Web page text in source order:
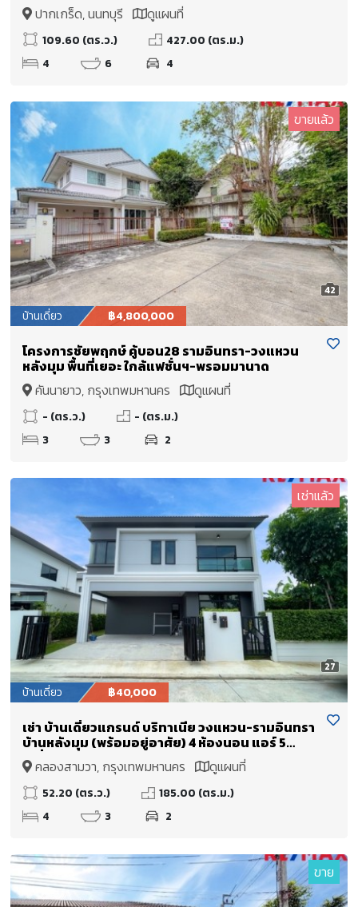
ปากเกร็ด, นนทบุรี
ดูแผนที่
109.60 (ตร.ว.)
427.00 (ตร.ม.)
4
6 4
42
ขายแล้ว
บ้านเดี่ยว ฿4,800,000
โครงการชัยพฤกษ์ คู้บอน28 รามอินทรา-วงแหวน
หลังมุม พื้นที่เยอะ ใกล้แฟชั่นฯ-พรอมมานาด
คันนายาว, กรุงเทพมหานคร
ดูแผนที่
- (ตร.ว.)
- (ตร.ม.)
3
3 2
27
เช่าแล้ว
บ้านเดี่ยว ฿40,000
เช่า บ้านเดี่ยวแกรนด์ บริทาเนีย วงแหวน-รามอินทรา
บ้านหลังมุม (พร้อมอยู่อาศัย) 4 ห้องนอน แอร์ 5
เครื่องคลองสามวา, กรุงเทพมหานคร ดูแผนที่
52.20 (ตร.ว.)
185.00 (ตร.ม.)
4
3 2
ขาย